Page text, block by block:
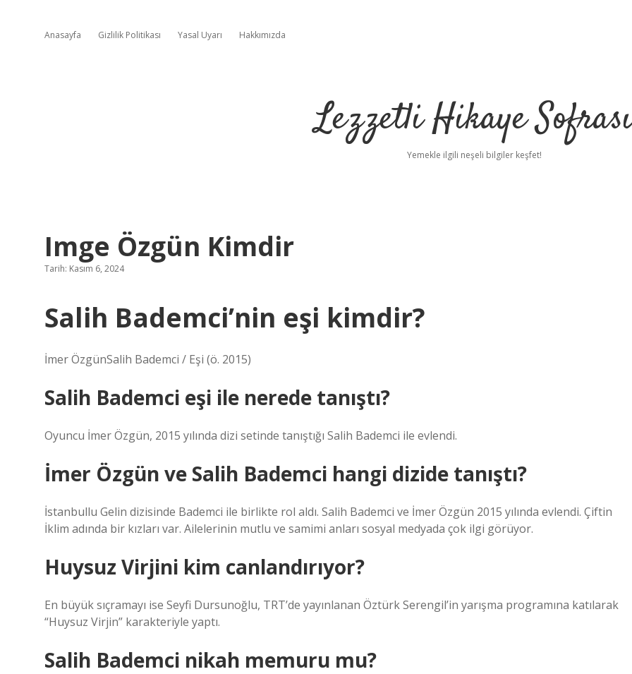
Anasayfa Gizlilik Politikası Yasal Uyarı Hakkımızda
Lezzetli Hikaye Sofrası
Yemekle ilgili neşeli bilgiler keşfet!
Imge Özgün Kimdir
Tarih: Kasım 6, 2024
Salih Bademci’nin eşi kimdir?
İmer ÖzgünSalih Bademci / Eşi (ö. 2015)
Salih Bademci eşi ile nerede tanıştı?
Oyuncu İmer Özgün, 2015 yılında dizi setinde tanıştığı Salih Bademci ile evlendi.
İmer Özgün ve Salih Bademci hangi dizide tanıştı?
İstanbullu Gelin dizisinde Bademci ile birlikte rol aldı. Salih Bademci ve İmer Özgün 2015 yılında evlendi. Çiftin
İklim adında bir kızları var. Ailelerinin mutlu ve samimi anları sosyal medyada çok ilgi görüyor.
Huysuz Virjini kim canlandırıyor?
En büyük sıçramayı ise Seyfi Dursunoğlu, TRT’de yayınlanan Öztürk Serengil’in yarışma programına katılarak
“Huysuz Virjin” karakteriyle yaptı.
Salih Bademci nikah memuru mu?